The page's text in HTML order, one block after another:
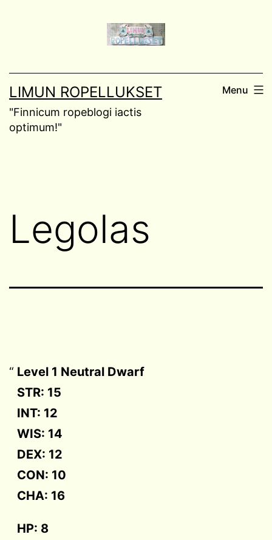
LIMUN ROPELLUKSET
"Finnicum ropeblogi iactis
optimum!"
Menu
Legolas
Level 1 Neutral Dwarf
STR: 15
INT: 12
WIS: 14
DEX: 12
CON: 10
CHA: 16
HP: 8